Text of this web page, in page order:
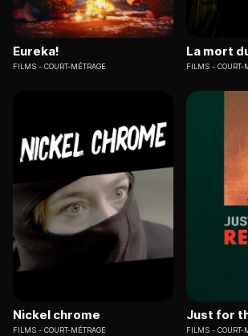
Eureka!
FILMS COURT-MÉTRAGE
La mort
FILMS COURT-
Nickel chrome
FILMS COURT-MÉTRAGE
Just for
FILMS COURT-